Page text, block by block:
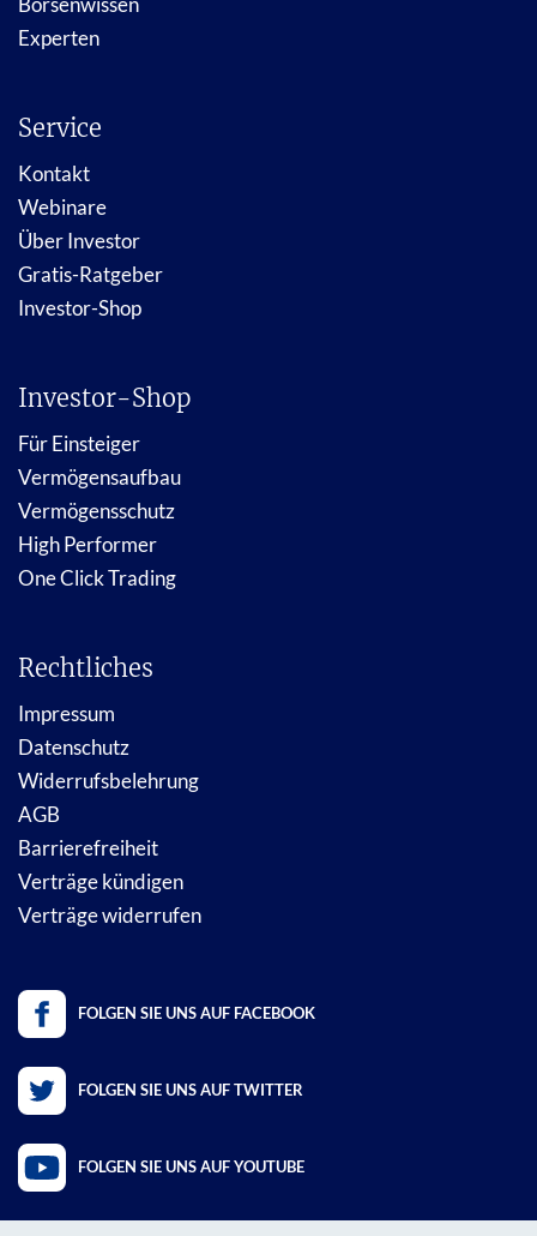
Experten
Service
Kontakt
Webinare
Über Investor
Gratis-Ratgeber
Investor-Shop
Investor-Shop
Für Einsteiger
Vermögensaufbau
Vermögensschutz
High Performer
One Click Trading
Rechtliches
Impressum
Datenschutz
Widerrufsbelehrung
AGB
Barrierefreiheit
Verträge kündigen
Verträge widerrufen
FOLGEN SIE UNS AUF FACEBOOK
FOLGEN SIE UNS AUF TWITTER
FOLGEN SIE UNS AUF YOUTUBE